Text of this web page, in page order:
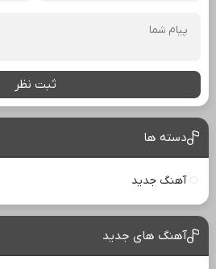
ثبت نظر
دسته ها
آهنگ جدید
آهنگ های جدید